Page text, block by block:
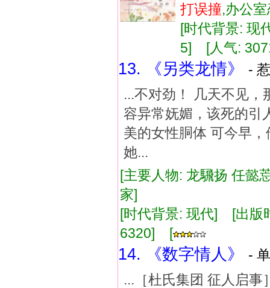
打误撞,办公
[时代背景:
5] [人气:
13. 《另类龙情》
-
...不对劲！ 几天不见
容异常妩媚，该死的
美的女性胴体 可今早
她...
[主要人物: 龙騛扬 任
家]
[时代背景: 现代] [出
6320] [
14. 《数字情人》
-
...［杜氏集团 征人启